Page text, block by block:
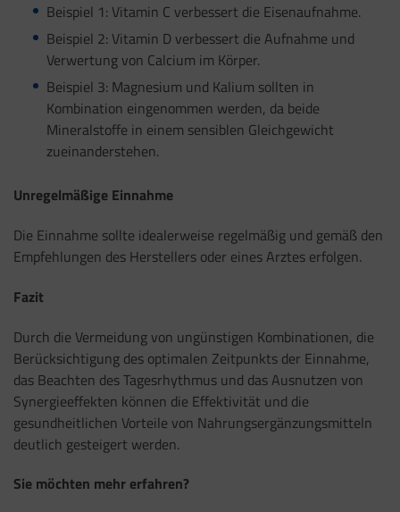
Beispiel 1: Vitamin C verbessert die Eisenaufnahme.
Beispiel 2: Vitamin D verbessert die Aufnahme und
Verwertung von Calcium im Körper.
Beispiel 3: Magnesium und Kalium sollten in
Kombination eingenommen werden, da beide
Mineralstoffe in einem sensiblen Gleichgewicht
zueinanderstehen.
Unregelmäßige Einnahme
Die Einnahme sollte idealerweise regelmäßig und gemäß den
Empfehlungen des Herstellers oder eines Arztes erfolgen.
Fazit
Durch die Vermeidung von ungünstigen Kombinationen, die
Berücksichtigung des optimalen Zeitpunkts der Einnahme,
das Beachten des Tagesrhythmus und das Ausnutzen von
Synergieeffekten können die Effektivität und die
gesundheitlichen Vorteile von Nahrungsergänzungsmitteln
deutlich gesteigert werden.
Sie möchten mehr erfahren?